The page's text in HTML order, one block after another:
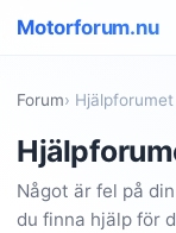
Motorforum.nu
Forum› Hjälpforumet
Något är fel på
du finna hjälp för